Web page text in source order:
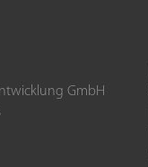
GmbH